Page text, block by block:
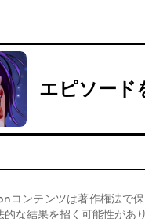
エピソード
コンテンツは著作権法で
な結果を招く可能性があり